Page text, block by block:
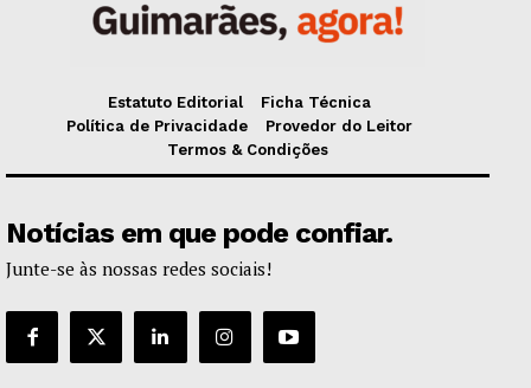
Estatuto Editorial
Ficha Técnica
Política de Privacidade
Provedor do Leitor
Termos & Condições
Notícias em que pode confiar.
Junte-se às nossas redes sociais!